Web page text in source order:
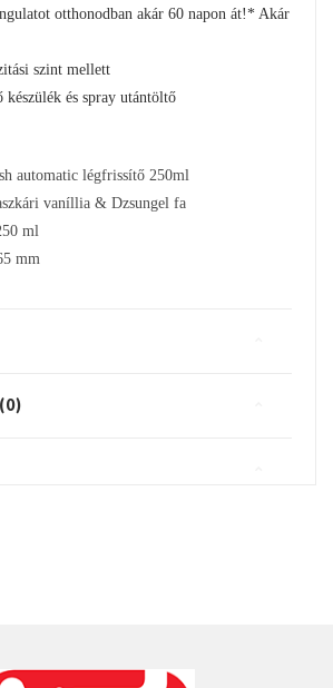
otthonodban akár 60 napon át!* Akár
szint mellett
és spray utántöltő
automatic légfrissítő 250ml
vaníllia & Dzsungel fa
ml
mm